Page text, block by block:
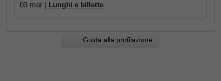
03 mar | Lunghi e billette
Guida alla profilazione